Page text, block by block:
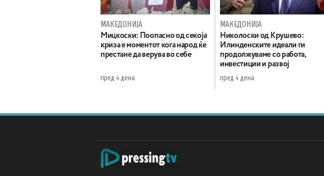
МАКЕДОНИЈА
Мицкоски: Поопасно од секоја
криза е моментот кога народ ќе
престане да верува во себе
пред 4 дена
МАКЕДОНИЈА
Николоски од Крушево:
Илинденските идеали ги
продолжуваме со работа,
инвестиции и развој
пред 4 дена